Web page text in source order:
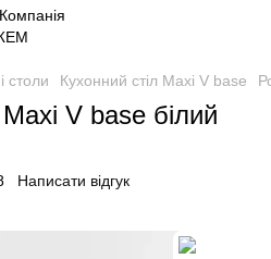
столи Кухонний стіл Maxi V base
V base білий
Написати відгук